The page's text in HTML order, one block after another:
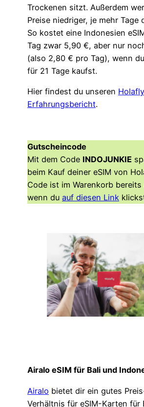
Trockenen sitzt. Außerdem
Preise niedriger, je mehr Tage
So kostet eine Indonesien
Tag zwar 5,90 €, aber nur
(also 2,80 € pro Tag), wenn
für 21 Tage kaufst.
Hier findest du unseren
Erfahrungsbericht.
Gutscheincode
Mit dem Code INDOJUNKIE
beim Kauf deiner eSIM von
Code ist im Warenkorb
wenn du auf diesen Link
Airalo eSIM für Bali und
Airalo bietet dir ein gutes
Verhältnis für eSIM-Karten für